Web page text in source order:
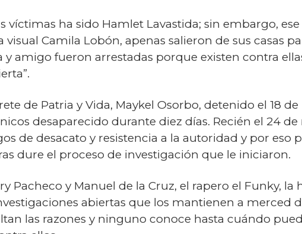
víctimas ha sido Hamlet Lavastida; sin embargo,
visual Camila Lobón, apenas salieron de sus casas
y amigo fueron arrestadas porque existen contra
de Patria y Vida, Maykel Osorbo, detenido el 18
desaparecido durante diez días. Recién el 24
de desacato y resistencia a la autoridad y por eso
dure el proceso de investigación que le iniciaron.
Pacheco y Manuel de la Cruz, el rapero el Funky,
abiertas que los mantienen a merced
las razones y ninguno conoce hasta cuándo